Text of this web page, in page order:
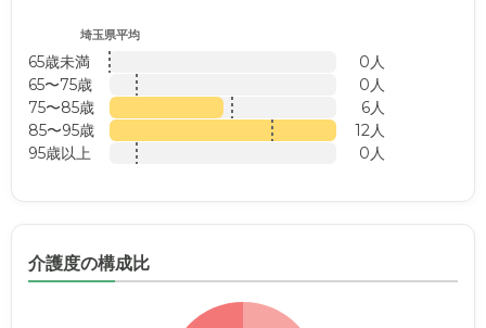
埼玉県平均
65歳未満
0人
65〜75歳
0人
75〜85歳
6人
85〜95歳
12人
95歳以上
0人
介護度の構成比